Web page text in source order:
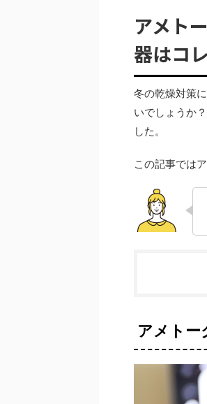
アメト
器はコ
冬の乾燥対策
いでしょうか
した。
この記事では
アメトー